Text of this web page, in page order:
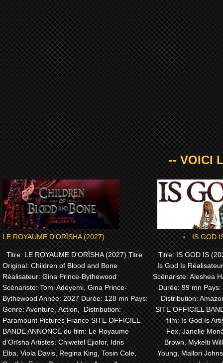
-- VOICI
LE ROYAUME D’ORÏSHA (2027)
Titre: LE ROYAUME D’ORÏSHA (2027) Titre
Original: Children of Blood and Bone
Réalisateur: Gina Prince-Bythewood
Scénariste: Tomi Adeyemi, Gina Prince-
Bythewood Année: 2027 Durée: 128 mn Pays:
Genre: Aventure, Action, Distribution:
Paramount Pictures France SITE OFFICIEL
BANDE ANNONCE du film: Le Royaume
d’Orïsha Artistes: Chiwetel Ejiofor, Idris
Elba, Viola Davis, Regina King, Tosin Cole,
IS GOD
Titre: IS GOD IS
Is God Is
Scénariste: Aleshea
Durée: 99 mn
Distribution:
SITE OFFICIEL
film: Is God Is
Fox, Janelle
Brown, Mykelti
Young, Mallori